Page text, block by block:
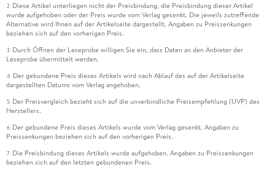
2 Diese Artikel unterliegen nicht der Preisbindung, die Preisbindung dieser Artikel
wurde aufgehoben oder der Preis wurde vom Verlag gesenkt. Die jeweils zutreffende
Alternative wird Ihnen auf der Artikelseite dargestellt. Angaben zu Preissenkungen
beziehen sich auf den vorherigen Preis.
3 Durch Öffnen der Leseprobe willigen Sie ein, dass Daten an den Anbieter der
Leseprobe übermittelt werden.
4 Der gebundene Preis dieses Artikels wird nach Ablauf des auf der Artikelseite
dargestellten Datums vom Verlag angehoben.
5 Der Preisvergleich bezieht sich auf die unverbindliche Preisempfehlung (UVP) des
Herstellers.
6 Der gebundene Preis dieses Artikels wurde vom Verlag gesenkt. Angaben zu
Preissenkungen beziehen sich auf den vorherigen Preis.
7 Die Preisbindung dieses Artikels wurde aufgehoben. Angaben zu Preissenkungen
beziehen sich auf den letzten gebundenen Preis.